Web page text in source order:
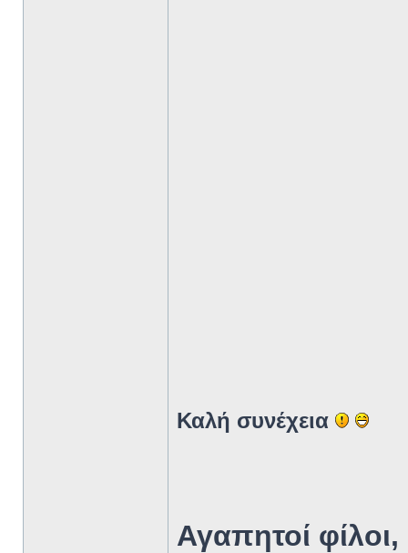
Καλή συνέχεια
Αγαπητοί φίλοι,